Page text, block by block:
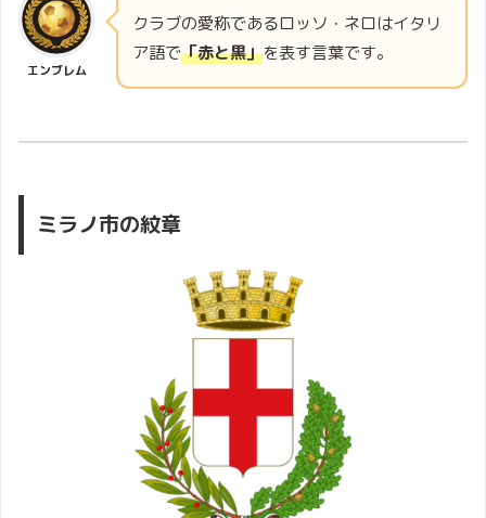
エンブレム
クラブの愛称であるロッソ・ネロはイタリ
ア語で「赤と黒」を表す言葉です。
ミラノ市の紋章